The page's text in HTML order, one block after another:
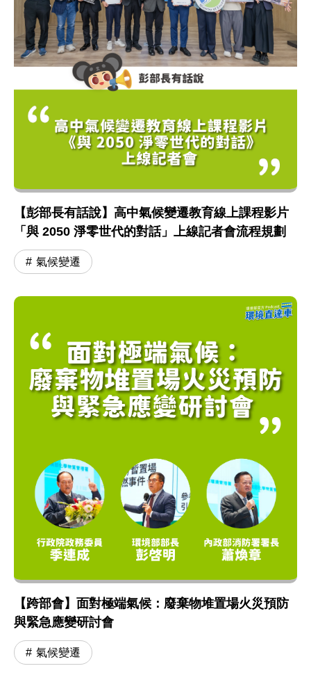
【彭部長有話說】高中氣候變遷教育線上課程影片
「與 2050 淨零世代的對話」上線記者會流程規劃
氣候變遷
【跨部會】面對極端氣候：廢棄物堆置場火災預防
與緊急應變研討會
氣候變遷